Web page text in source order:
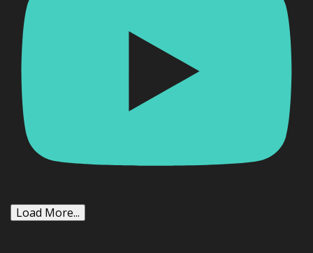
Load More...